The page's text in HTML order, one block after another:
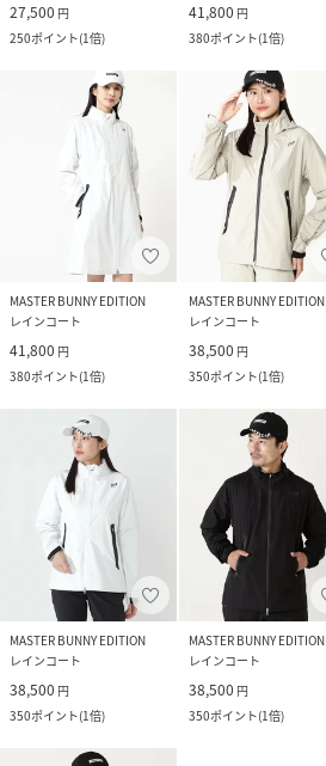
27,500 円
250ポイント(1倍)
41,800 円
380ポイント(1倍)
MASTER BUNNY EDITION
レインコート
41,800 円
380ポイント(1倍)
MASTER BUNNY EDITION
レインコート
38,500 円
350ポイント(1倍)
MASTER BUNNY EDITION
レインコート
38,500 円
350ポイント(1倍)
MASTER BUNNY EDITION
レインコート
38,500 円
350ポイント(1倍)